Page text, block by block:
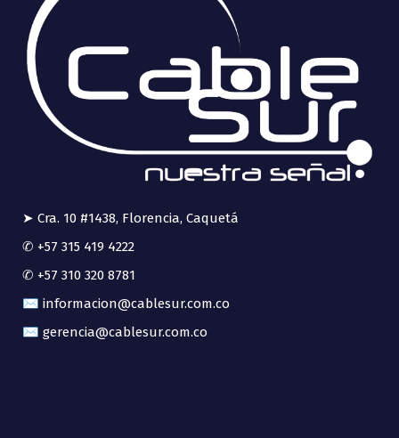
➤ Cra. 10 #1438, Florencia, Caquetá
✆ +57 315 419 4222
✆ +57 310 320 8781
✉ informacion@cablesur.com.co
✉ gerencia@cablesur.com.co